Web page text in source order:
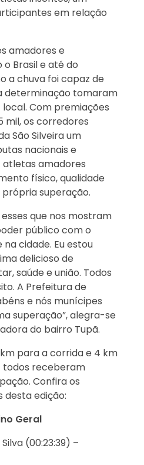
em relação
amadores e
o Brasil e até do
a chuva foi capaz de
determinação tomaram
Com premiações
mil, os corredores
São Silveira um
nacionais e
atletas amadores
físico, qualidade
própria superação.
que nos mostram
público com o
cidade. Eu estou
delicioso de
saúde e união. Todos
A Prefeitura de
e nós munícipes
superação”, alegra-se
do bairro Tupã.
para a corrida e 4 km
todos receberam
. Confira os
desta edição:
Geral
(00:23:39) –